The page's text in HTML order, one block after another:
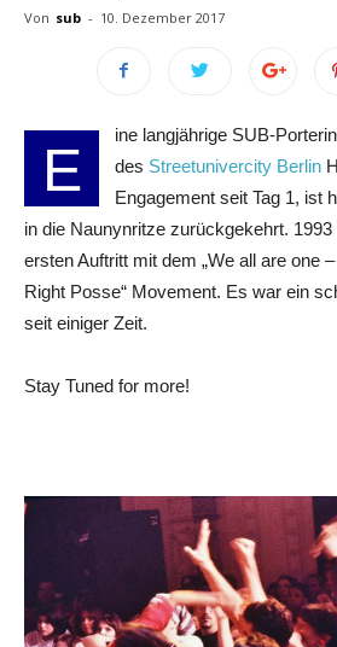
Von sub - 10. Dezember 2017
E
ine langjährige SUB-
des Streetunivercity Berlin
Engagement seit Tag 1, ist
in die Naunynritze zurückgekehrt.
ersten Auftritt mit dem „We all are one
Right Posse“ Movement. Es war ein
seit einiger Zeit.
Stay Tuned for more!